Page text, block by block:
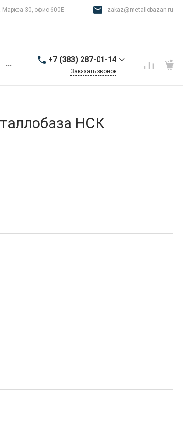
Маркса 30, офис 600Е zakaz@metallobazan.ru
... +7 (383) 287-01-14
9:00-18:00 пн-пт
Заказать звонок
НСК